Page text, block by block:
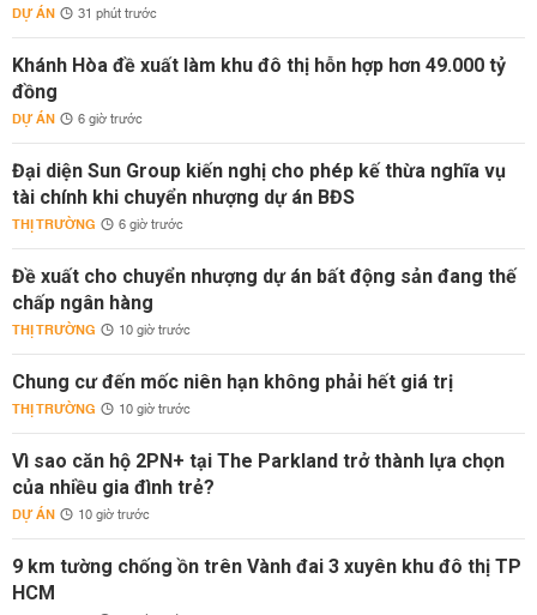
DỰ ÁN 31 phút trước
Khánh Hòa đề xuất làm khu đô thị hỗn hợp hơn 49.000 tỷ
đồng
DỰ ÁN 6 giờ trước
Đại diện Sun Group kiến nghị cho phép kế thừa nghĩa vụ
tài chính khi chuyển nhượng dự án BĐS
THỊ TRƯỜNG 6 giờ trước
Đề xuất cho chuyển nhượng dự án bất động sản đang thế
chấp ngân hàng
THỊ TRƯỜNG 10 giờ trước
Chung cư đến mốc niên hạn không phải hết giá trị
THỊ TRƯỜNG 10 giờ trước
Vì sao căn hộ 2PN+ tại The Parkland trở thành lựa chọn
của nhiều gia đình trẻ?
DỰ ÁN 10 giờ trước
9 km tường chống ồn trên Vành đai 3 xuyên khu đô thị TP
HCM